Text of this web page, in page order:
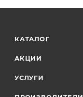
КАТАЛОГ
АКЦИИ
УСЛУГИ